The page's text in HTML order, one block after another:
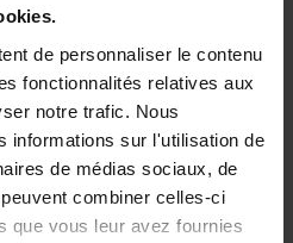
de personnaliser le contenu
fonctionnalités relatives aux
notre trafic. Nous
informations sur l'utilisation de
de médias sociaux, de
combiner celles-ci
que vous leur avez fournies